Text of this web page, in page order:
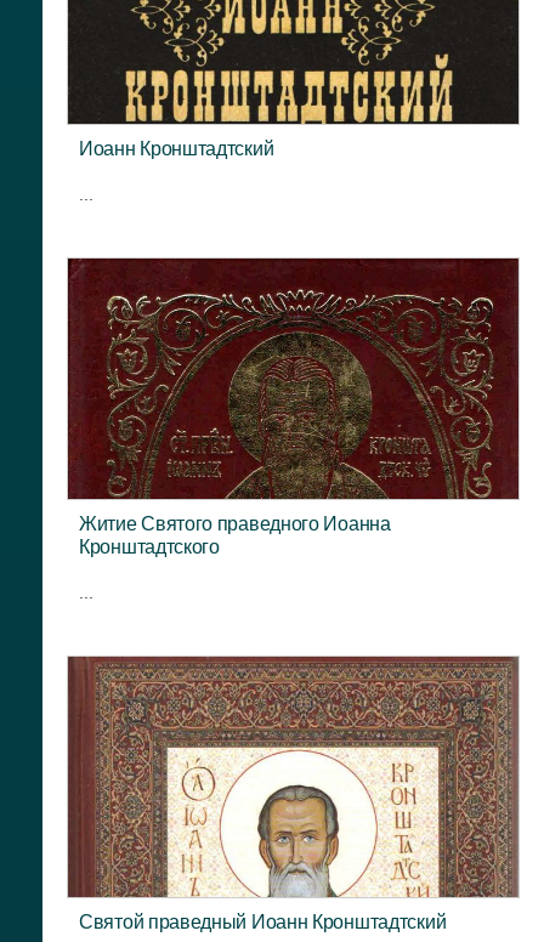
Иоанн Кронштадтский
Житие Святого праведного Иоанна
Кронштадтского
Святой праведный Иоанн Кронштадтский